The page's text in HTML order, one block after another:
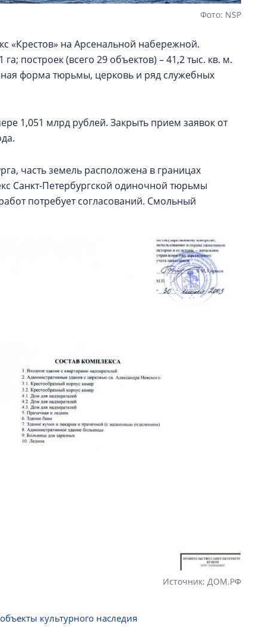
Фото: NSP
«Крестов» на Арсенальной набережной.
построек (всего 29 объектов) – 41,2 тыс. кв. м.
форма тюрьмы, церковь и ряд служебных
1,051 млрд рублей. Закрыть прием заявок от
часть земель расположена в границах
Санкт-Петербургской одиночной тюрьмы
потребует согласований. Смольный
Источник: ДОМ.РФ
культурного наследия